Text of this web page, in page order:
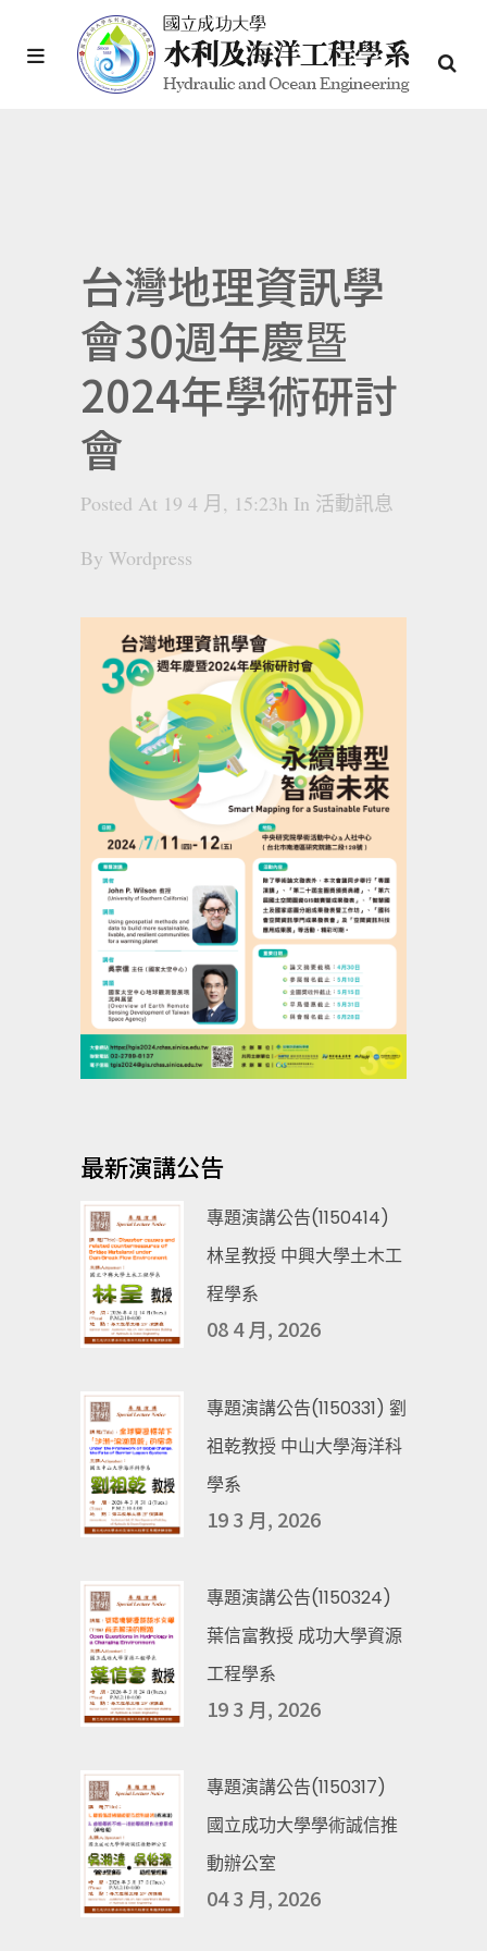
台灣地理資訊學
會30週年慶暨
2024年學術研討
會
Posted At 19 4 月, 15:23h In 活動訊息
By Wordpress
最新演講公告
專題演講公告(1150414)
林呈教授 中興大學土木工
程學系
08 4 月, 2026
專題演講公告(1150331) 劉
祖乾教授 中山大學海洋科
學系
19 3 月, 2026
專題演講公告(1150324)
葉信富教授 成功大學資源
工程學系
19 3 月, 2026
專題演講公告(1150317)
國立成功大學學術誠信推
動辦公室
04 3 月, 2026